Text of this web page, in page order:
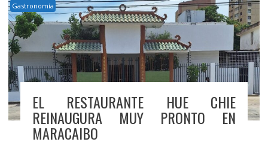
Gastronomía
EL RESTAURANTE HUE CHIE
REINAUGURA MUY PRONTO EN
MARACAIBO